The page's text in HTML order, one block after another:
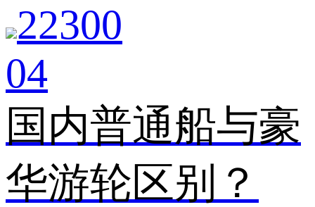
22300
04
国内普通船与豪
华游轮区别？